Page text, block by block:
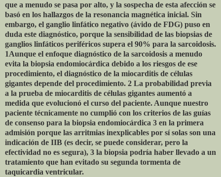
que a menudo se pasa por alto, y la sospecha de esta afección se
basó en los hallazgos de la resonancia magnética inicial. Sin
embargo, el ganglio linfático negativo (ávido de FDG) puso en
duda este diagnóstico, porque la sensibilidad de las biopsias de
ganglios linfáticos periféricos supera el 90% para la sarcoidosis.
1Aunque el enfoque diagnóstico de la sarcoidosis a menudo
evita la biopsia endomiocárdica debido a los riesgos de ese
procedimiento, el diagnóstico de la miocarditis de células
gigantes depende del procedimiento. 2 La probabilidad previa
a la prueba de miocarditis de células gigantes aumentó a
medida que evolucionó el curso del paciente. Aunque nuestro
paciente técnicamente no cumplió con los criterios de las guías
de consenso para la biopsia endomiocárdica 3 en la primera
admisión porque las arritmias inexplicables por sí solas son una
indicación de IIB (es decir, se puede considerar, pero la
efectividad no es segura), 3 la biopsia podría haber llevado a un
tratamiento que han evitado su segunda tormenta de
taquicardia ventricular.